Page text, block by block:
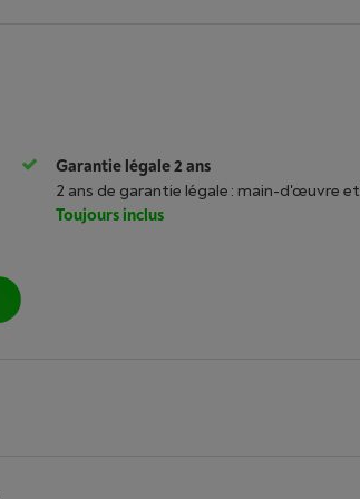
Garantie légale 2 ans
2 ans de garantie légale : main-d'œuvre
Toujours inclus